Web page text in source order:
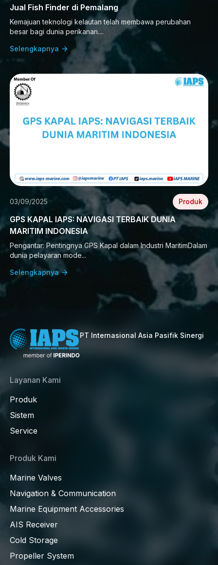
Jual Fish Finder di Pemalang
Kemajuan teknologi kelautan telah membawa perubahan
besar bagi dunia perikanan....
Selengkapnya
03/09/2025 Produk
GPS KAPAL IAPS: NAVIGASI TERBAIK DUNIA
MARITIM INDONESIA
Pengantar: Pentingnya GPS Kapal dalam Industri MaritimDalam
dunia pelayaran mode...
Selengkapnya
PT Internasional Asia Pasifik Sinergi
Layanan Kami
Produk
Sistem
Service
Produk Kami
Marine Valves
Navigation & Communication
Marine Equipment Accessories
AIS Receiver
Cold Storage
Propeller System